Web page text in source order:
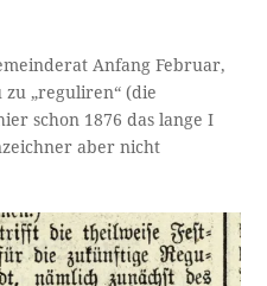
Anfang Februar,
„reguliren“ (die
schon 1876 das lange I
aber nicht